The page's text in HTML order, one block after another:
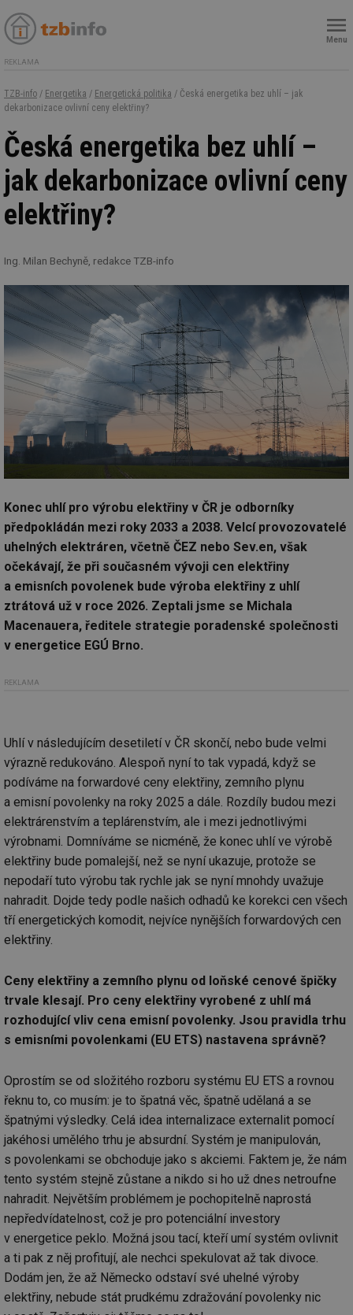
Menu
REKLAMA
TZB-info / Energetika / Energetická politika / Česká energetika bez uhlí – jak
dekarbonizace ovlivní ceny elektřiny?
Česká energetika bez uhlí –
jak dekarbonizace ovlivní ceny
elektřiny?
Ing. Milan Bechyně, redakce TZB-info
Konec uhlí pro výrobu elektřiny v ČR je odborníky
předpokládán mezi roky 2033 a 2038. Velcí provozovatelé
uhelných elektráren, včetně ČEZ nebo Sev.en, však
očekávají, že při současném vývoji cen elektřiny
a emisních povolenek bude výroba elektřiny z uhlí
ztrátová už v roce 2026. Zeptali jsme se Michala
Macenauera, ředitele strategie poradenské společnosti
v energetice EGÚ Brno.
REKLAMA
Uhlí v následujícím desetiletí v ČR skončí, nebo bude velmi
výrazně redukováno. Alespoň nyní to tak vypadá, když se
podíváme na forwardové ceny elektřiny, zemního plynu
a emisní povolenky na roky 2025 a dále. Rozdíly budou mezi
elektrárenstvím a teplárenstvím, ale i mezi jednotlivými
výrobnami. Domníváme se nicméně, že konec uhlí ve výrobě
elektřiny bude pomalejší, než se nyní ukazuje, protože se
nepodaří tuto výrobu tak rychle jak se nyní mnohdy uvažuje
nahradit. Dojde tedy podle našich odhadů ke korekci cen všech
tří energetických komodit, nejvíce nynějších forwardových cen
elektřiny.
Ceny elektřiny a zemního plynu od loňské cenové špičky
trvale klesají. Pro ceny elektřiny vyrobené z uhlí má
rozhodující vliv cena emisní povolenky. Jsou pravidla trhu
s emisními povolenkami (EU ETS) nastavena správně?
Oprostím se od složitého rozboru systému EU ETS a rovnou
řeknu to, co musím: je to špatná věc, špatně udělaná a se
špatnými výsledky. Celá idea internalizace externalit pomocí
jakéhosi umělého trhu je absurdní. Systém je manipulován,
s povolenkami se obchoduje jako s akciemi. Faktem je, že nám
tento systém stejně zůstane a nikdo si ho už dnes netroufne
nahradit. Největším problémem je pochopitelně naprostá
nepředvídatelnost, což je pro potenciální investory
v energetice peklo. Možná jsou tací, kteří umí systém ovlivnit
a ti pak z něj profitují, ale nechci spekulovat až tak divoce.
Dodám jen, že až Německo odstaví své uhelné výroby
elektřiny, nebude stát prudkému zdražování povolenky nic